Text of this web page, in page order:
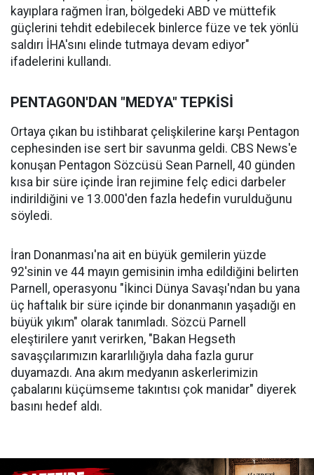
kayıplara rağmen İran, bölgedeki ABD ve müttefik
güçlerini tehdit edebilecek binlerce füze ve tek yönlü
saldırı İHA'sını elinde tutmaya devam ediyor"
ifadelerini kullandı.
PENTAGON'DAN "MEDYA" TEPKİSİ
Ortaya çıkan bu istihbarat çelişkilerine karşı Pentagon
cephesinden ise sert bir savunma geldi. CBS News'e
konuşan Pentagon Sözcüsü Sean Parnell, 40 günden
kısa bir süre içinde İran rejimine felç edici darbeler
indirildiğini ve 13.000'den fazla hedefin vurulduğunu
söyledi.
İran Donanması'na ait en büyük gemilerin yüzde
92'sinin ve 44 mayın gemisinin imha edildiğini belirten
Parnell, operasyonu "İkinci Dünya Savaşı'ndan bu yana
üç haftalık bir süre içinde bir donanmanın yaşadığı en
büyük yıkım" olarak tanımladı. Sözcü Parnell
eleştirilere yanıt verirken, "Bakan Hegseth
savaşçılarımızın kararlılığıyla daha fazla gurur
duyamazdı. Ana akım medyanın askerlerimizin
çabalarını küçümseme takıntısı çok manidar" diyerek
basını hedef aldı.